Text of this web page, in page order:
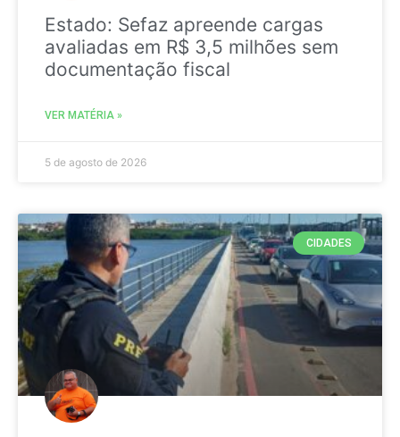
Estado: Sefaz apreende cargas
avaliadas em R$ 3,5 milhões sem
documentação fiscal
VER MATÉRIA »
5 de agosto de 2026
CIDADES